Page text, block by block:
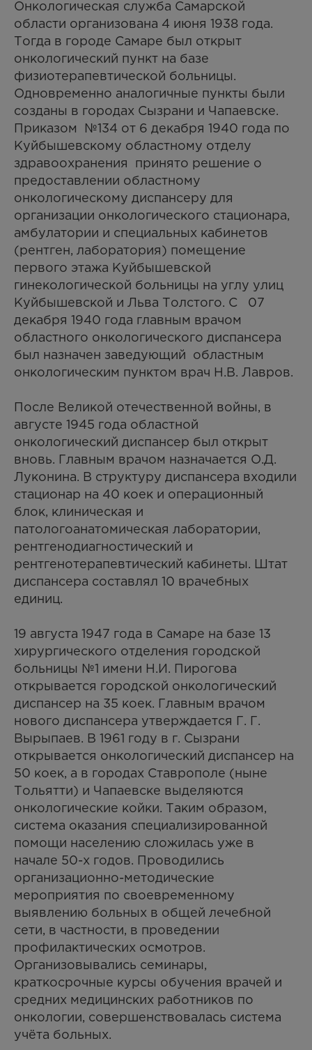
Онкологическая служба Самарской
области организована 4 июня 1938 года.
Тогда в городе Самаре был открыт
онкологический пункт на базе
физиотерапевтической больницы.
Одновременно аналогичные пункты были
созданы в городах Сызрани и Чапаевске.
Приказом №134 от 6 декабря 1940 года по
Куйбышевскому областному отделу
здравоохранения принято решение о
предоставлении областному
онкологическому диспансеру для
организации онкологического стационара,
амбулатории и специальных кабинетов
(рентген, лаборатория) помещение
первого этажа Куйбышевской
гинекологической больницы на углу улиц
Куйбышевской и Льва Толстого. С 07
декабря 1940 года главным врачом
областного онкологического диспансера
был назначен заведующий областным
онкологическим пунктом врач Н.В. Лавров.
После Великой отечественной войны, в
августе 1945 года областной
онкологический диспансер был открыт
вновь. Главным врачом назначается О.Д.
Луконина. В структуру диспансера входили
стационар на 40 коек и операционный
блок, клиническая и
патологоанатомическая лаборатории,
рентгенодиагностический и
рентгенотерапевтический кабинеты. Штат
диспансера составлял 10 врачебных
единиц.
19 августа 1947 года в Самаре на базе 13
хирургического отделения городской
больницы №1 имени Н.И. Пирогова
открывается городской онкологический
диспансер на 35 коек. Главным врачом
нового диспансера утверждается Г. Г.
Вырыпаев. В 1961 году в г. Сызрани
открывается онкологический диспансер на
50 коек, а в городах Ставрополе (ныне
Тольятти) и Чапаевске выделяются
онкологические койки. Таким образом,
система оказания специализированной
помощи населению сложилась уже в
начале 50-х годов. Проводились
организационно-методические
мероприятия по своевременному
выявлению больных в общей лечебной
сети, в частности, в проведении
профилактических осмотров.
Организовывались семинары,
краткосрочные курсы обучения врачей и
средних медицинских работников по
онкологии, совершенствовалась система
учёта больных.